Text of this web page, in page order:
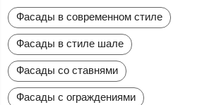
Фасады в современном стиле
Фасады в стиле шале
Фасады со ставнями
Фасады с ограждениями